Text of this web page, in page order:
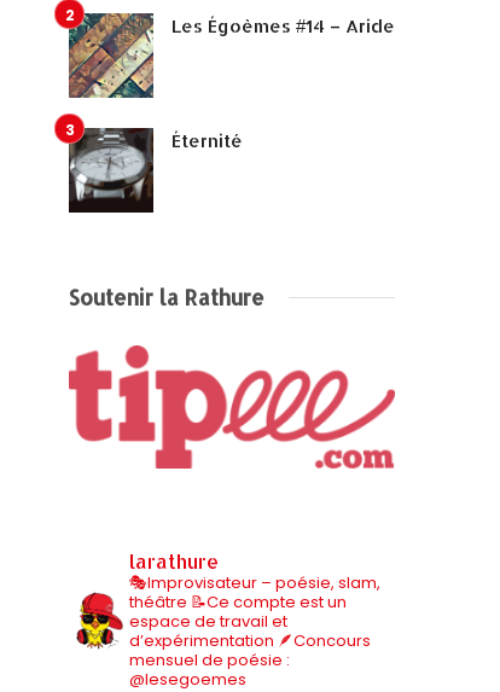
Les Égoèmes #14 – Aride
Éternité
Soutenir la Rathure
larathure
🎭Improvisateur – poésie, slam,
théâtre 📝Ce compte est un
espace de travail et
d’expérimentation 🪶Concours
mensuel de poésie :
@lesegoemes